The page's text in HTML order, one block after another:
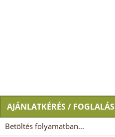
AJÁNLATKÉRÉS / FOGLALÁS
Betöltés folyamatban...